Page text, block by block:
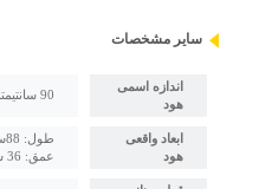
سایر مشخصات
اندازه اسمی
هود
90 سانتیمتر
ابعاد واقعی
هود
عمق: 36 سانتیمتر